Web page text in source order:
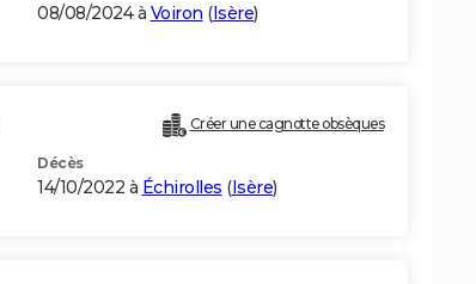
08/08/2024 à Voiron (Isère)
Créer une cagnotte obsèques
Décès
14/10/2022 à Échirolles (Isère)